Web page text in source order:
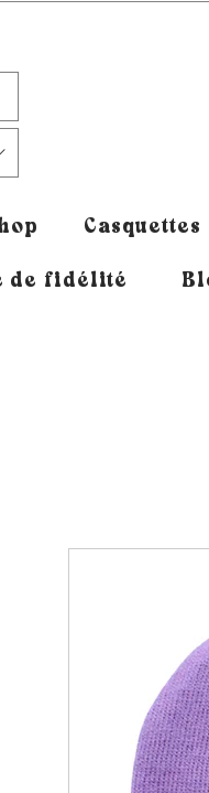
Casquettes
de fidélité